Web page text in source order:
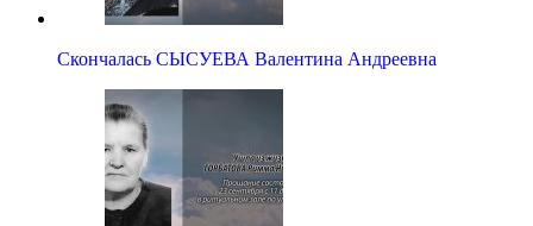
Скончалась СЫСУЕВА Валентина Андреевна